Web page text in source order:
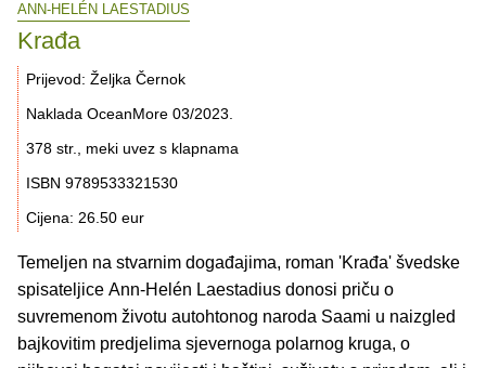
ANN-HELÉN LAESTADIUS
Krađa
Prijevod: Željka Černok
Naklada OceanMore 03/2023.
378 str., meki uvez s klapnama
ISBN 9789533321530
Cijena: 26.50 eur
Temeljen na stvarnim događajima, roman 'Krađa' švedske
spisateljice Ann-Helén Laestadius donosi priču o
suvremenom životu autohtonog naroda Saami u naizgled
bajkovitim predjelima sjevernoga polarnog kruga, o